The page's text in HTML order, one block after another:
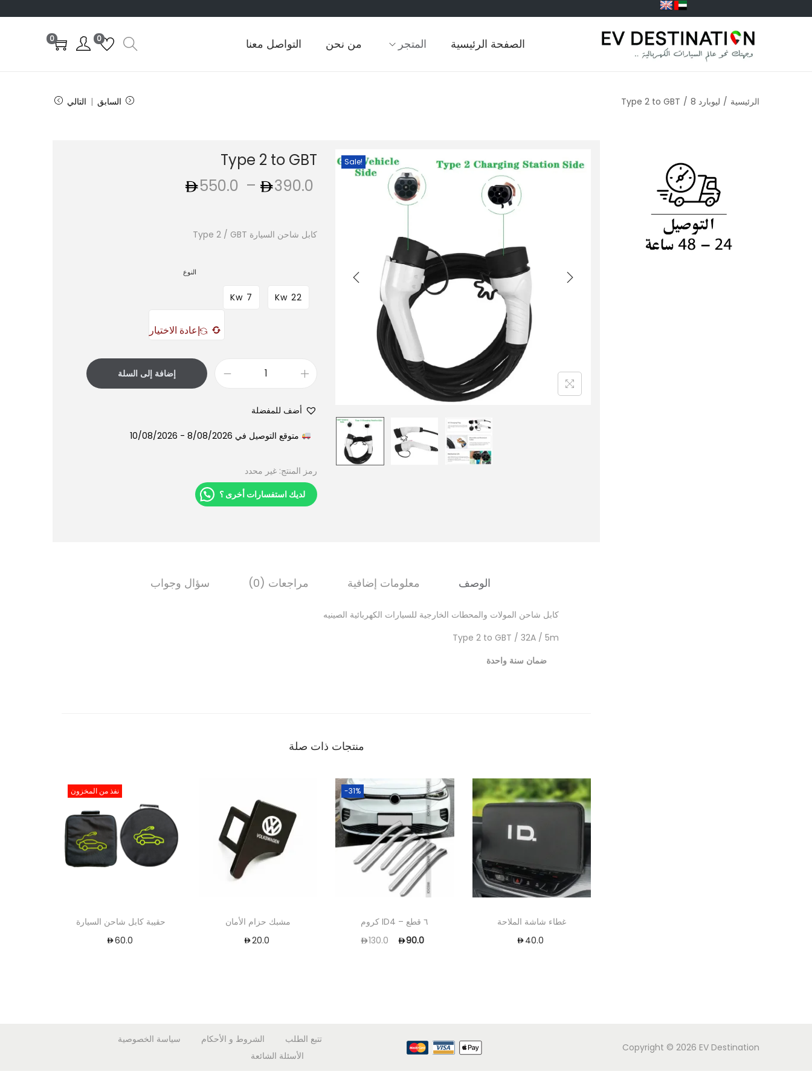
الصفحة الرئيسية المتجر من نحن التواصل معنا 0
0
الرئيسية / ليوبارد 8 /
Type 2 to GBT السابق التالي
Sale!
Type 2 to GBT
390.0
–
550.0
كابل شاحن السيارة Type 2 / GBT
النوع
22 Kw
7 Kw
إعادة الاختيار
إضافة إلى السلة
أضف للمفضلة
متوقع التوصيل في 8/08/2026 - 10/08/2026
رمز المنتج: غير محدد
لديك استفسارات أخرى ؟
الوصف معلومات إضافية مراجعات (0) سؤال وجواب
كابل شاحن المولات والمحطات الخارجية للسيارات الكهربائية الصينيه
Type 2 to GBT / 32A / 5m
ضمان سنة واحدة
منتجات ذات صلة
نفذ من المخزون
حقيبة كابل شاحن السيارة
60.0
مشبك حزام الأمان
20.0
-31%
كروم ID4 – ٦ قطع
130.0
90.0
غطاء شاشة الملاحة
40.0
Copyright © 2026 EV Destination
تتبع الطلب الشروط و الأحكام
سياسة الخصوصية
الأسئلة الشائعة